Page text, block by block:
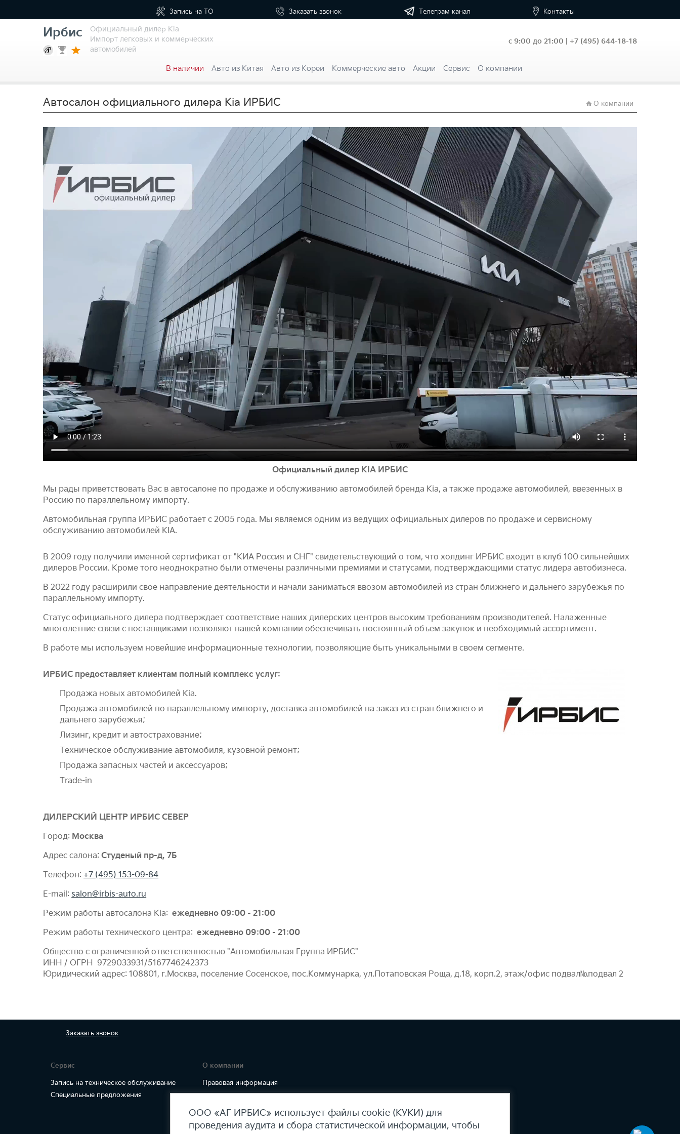
Запись на ТО Заказать звонок Телеграм канал Контакты
Ирбис
Официальный дилер Kia
Импорт легковых и коммерческих
автомобилей
с 9:00 до 21:00 | +7 (495) 644-18-18
В наличии Авто из Китая Авто из Кореи Коммерческие авто Акции Сервис О компании
О компании
Автосалон официального дилера Kia ИРБИС
Официальный дилер KIA ИРБИС
Мы рады приветствовать Вас в автосалоне по продаже и обслуживанию автомобилей бренда Kia, а также продаже автомобилей, ввезенных в
Россию по параллельному импорту.
Автомобильная группа ИРБИС работает с 2005 года. Мы являемся одним из ведущих официальных дилеров по продаже и сервисному
обслуживанию автомобилей KIA.
В 2009 году получили именной сертификат от "КИА Россия и СНГ" свидетельствующий о том, что холдинг ИРБИС входит в клуб 100 сильнейших
дилеров России. Кроме того неоднократно были отмечены различными премиями и статусами, подтверждающими статус лидера автобизнеса.
В 2022 году расширили свое направление деятельности и начали заниматься ввозом автомобилей из стран ближнего и дальнего зарубежья по
параллельному импорту.
Статус официального дилера подтверждает соответствие наших дилерских центров высоким требованиям производителей. Налаженные
многолетние связи с поставщиками позволяют нашей компании обеспечивать постоянный объем закупок и необходимый ассортимент.
В работе мы используем новейшие информационные технологии, позволяющие быть уникальными в своем сегменте.
ИРБИС предоставляет клиентам полный комплекс услуг:
Продажа новых автомобилей Kia.
Продажа автомобилей по параллельному импорту, доставка автомобилей на заказ из стран ближнего и
дальнего зарубежья;
Лизинг, кредит и автострахование;
Техническое обслуживание автомобиля, кузовной ремонт;
Продажа запасных частей и аксессуаров;
Trade-in
ДИЛЕРСКИЙ ЦЕНТР ИРБИС СЕВЕР
Город: Москва
Адрес салона:Студеный пр-д, 7Б
Телефон:+7 (495) 153-09-84​
E-mail: salon@irbis-auto.ru
Режим работы автосалона Kia:ежедневно 09:00 - 21:00
Режим работы технического центра:ежедневно 09:00 - 21:00
Общество с ограниченной ответственностью "Автомобильная Группа ИРБИС"
ИНН / ОГРН 9729033931/5167746242373
Юридический адрес: 108801, г.Москва, поселение Сосенское, пос.Коммунарка, ул.Потаповская Роща, д.18, корп.2, этаж/офис подвал№подвал 2
Заказатьзвонок
Сервис
Запись на техническое обслуживание
Специальные предложения
О компании
Правовая информация
ООО «АГ ИРБИС» использует файлы cookie (КУКИ) для
проведения аудита и сбора статистической информации, чтобы